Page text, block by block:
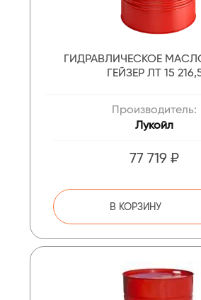
ГИДРАВЛИЧЕСКОЕ
ГЕЙЗЕР ЛТ 15
Производитель:
Лукойл
77 719 ₽
В КОРЗИНУ